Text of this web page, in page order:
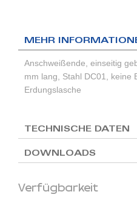
Verfügbarkeit
MEHR
Anschweißende, einseitig
mm lang, Stahl DC01, keine
Erdungslasche
TECHNISCHE DATEN
DOWNLOADS